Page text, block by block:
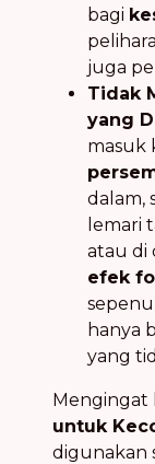
bagi
juga
Tidak
yang
masuk
dalam,
lemari
atau di
efek
hanya
yang
Mengingat
untuk
digunakan